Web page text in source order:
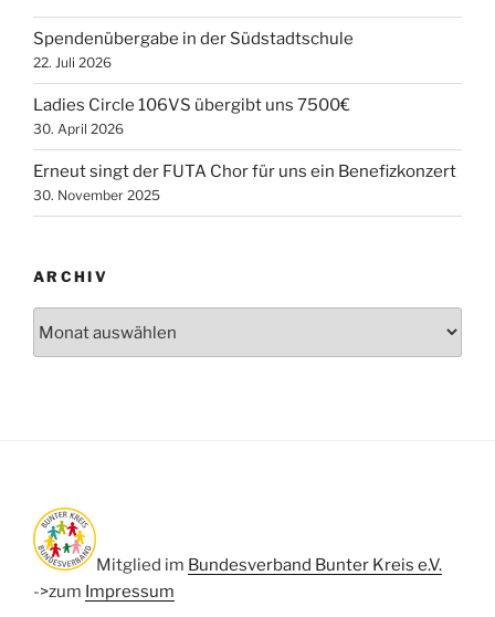
Spendenübergabe in der Südstadtschule
22. Juli 2026
Ladies Circle 106VS übergibt uns 7500€
30. April 2026
Erneut singt der FUTA Chor für uns ein Benefizkonzert
30. November 2025
ARCHIV
Mitglied im Bundesverband Bunter Kreis e.V.
->zum Impressum